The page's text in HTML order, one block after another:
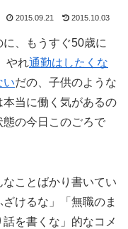
2015.09.21 2015.10.03
、もうすぐ50歳に
やれ通勤はしたくな
いだの、子供のような
当に働く気があるの
の今日このごろで
ことばかり書いてい
けるな」「無職のま
を書くな」的なコメ